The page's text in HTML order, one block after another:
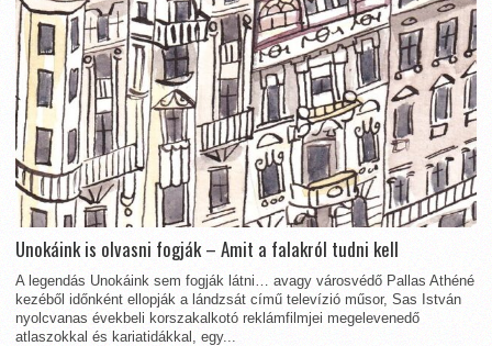
Unokáink is olvasni fogják – Amit a falakról tudni kell
A legendás Unokáink sem fogják látni… avagy városvédő Pallas Athéné
kezéből időnként ellopják a lándzsát című televízió műsor, Sas István
nyolcvanas évekbeli korszakalkotó reklámfilmjei megelevenedő
atlaszokkal és kariatidákkal, egy...